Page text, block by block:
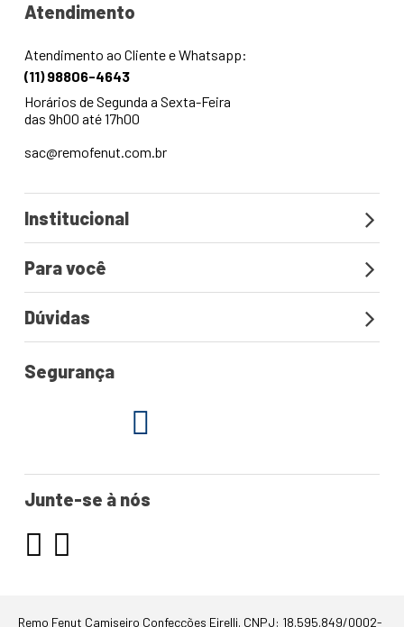
Atendimento
Atendimento ao Cliente e Whatsapp:
(11) 98806-4643
Horários de Segunda a Sexta-Feira
das 9h00 até 17h00
sac@remofenut.com.br
Institucional
Para você
Dúvidas
Segurança
Junte-se à nós
Remo Fenut Camiseiro Confecções Eirelli. CNPJ: 18.595.849/0002-